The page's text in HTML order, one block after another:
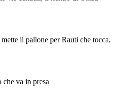
il pallone per Rauti che tocca,
va in presa